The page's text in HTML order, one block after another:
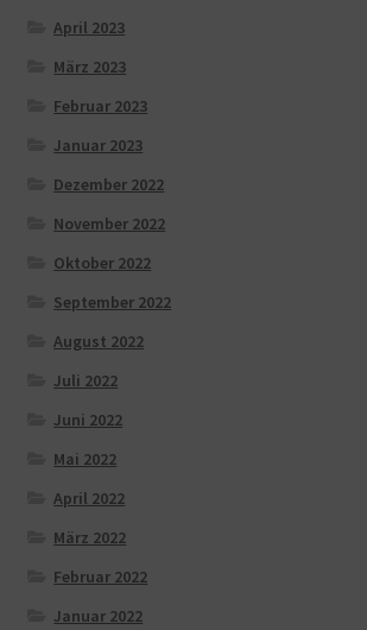
April 2023
März 2023
Februar 2023
Januar 2023
Dezember 2022
November 2022
Oktober 2022
September 2022
August 2022
Juli 2022
Juni 2022
Mai 2022
April 2022
März 2022
Februar 2022
Januar 2022